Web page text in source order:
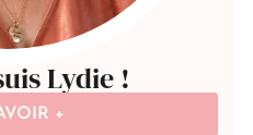
Lydie !
+